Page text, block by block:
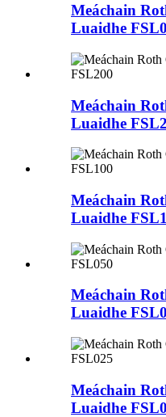
Meáchain
Luaidhe
Meáchain
Luaidhe
Meáchain
Luaidhe
Meáchain
Luaidhe
Meáchain
Luaidhe